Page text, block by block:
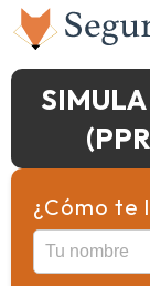
¿Cómo te